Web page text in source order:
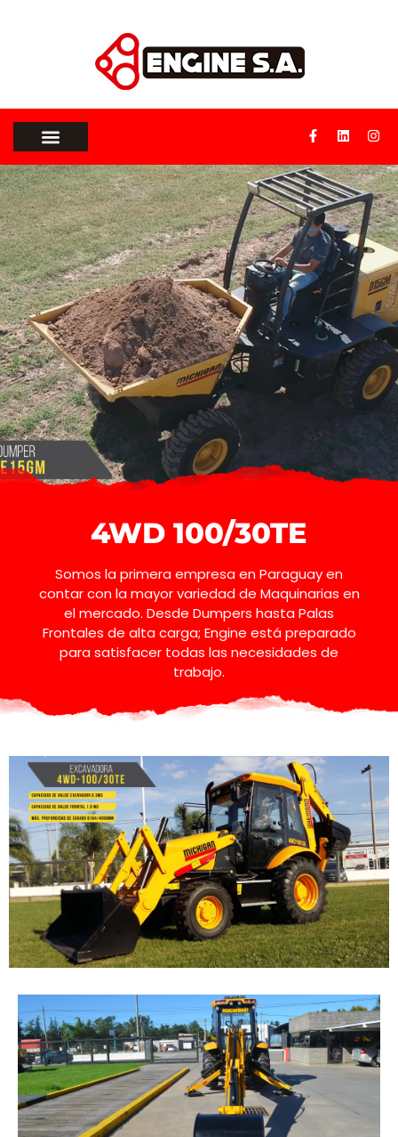
4WD 100/30TE
Somos la primera empresa en Paraguay en
contar con la mayor variedad de Maquinarias en
el mercado. Desde Dumpers hasta Palas
Frontales de alta carga; Engine está preparado
para satisfacer todas las necesidades de
trabajo.